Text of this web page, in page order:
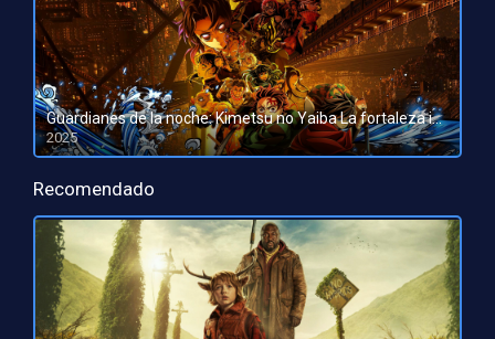
Guardianes de la noche: Kimetsu no Yaiba La fortaleza infinita
2025
HD 1080pHD 720p
Recomendado